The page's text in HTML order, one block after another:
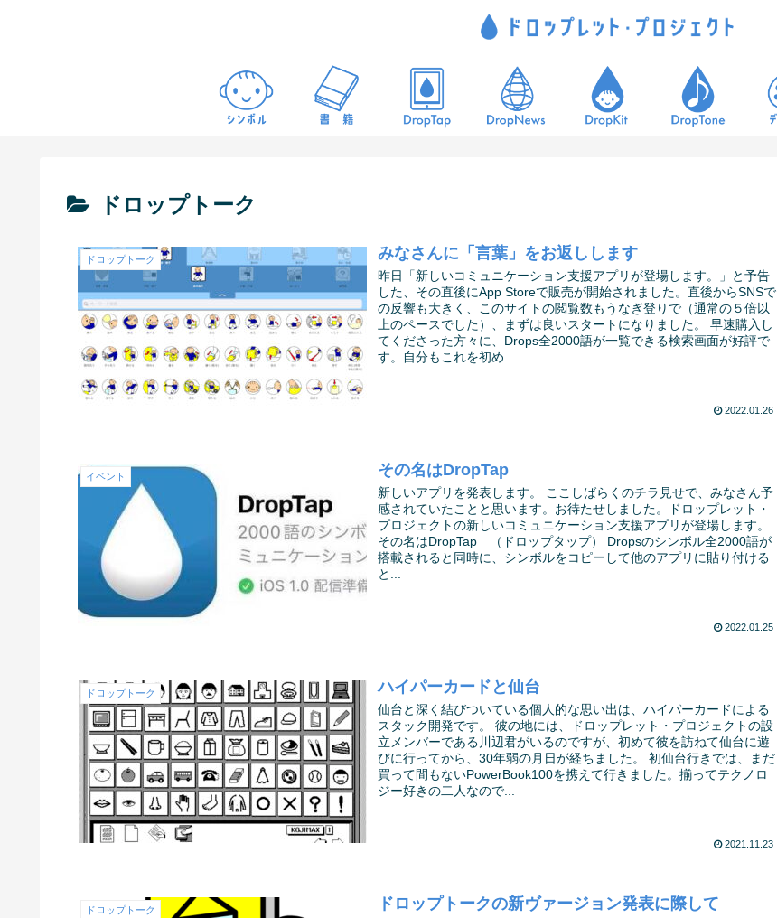
ドロップトーク
ドロップトーク みなさんに「言葉」をお返しします
昨日「新しいコミュニケーション支援アプリが登場します。」と予告
した、その直後にApp Storeで販売が開始されました。直後からSNSで
の反響も大きく、このサイトの閲覧数もうなぎ登りで（通常の５倍以
上のペースでした）、まずは良いスタートになりました。 早速購入し
てくださった方々に、Drops全2000語が一覧できる検索画面が好評で
す。自分もこれを初め...
2022.01.26
イベント その名はDropTap
新しいアプリを発表します。 ここしばらくのチラ見せで、みなさん予
感されていたことと思います。お待たせしました。ドロップレット・
プロジェクトの新しいコミュニケーション支援アプリが登場します。
その名はDropTap （ドロップタップ） Dropsのシンボル全2000語が
搭載されると同時に、シンボルをコピーして他のアプリに貼り付ける
と...
2022.01.25
ドロップトーク ハイパーカードと仙台
仙台と深く結びついている個人的な思い出は、ハイパーカードによる
スタック開発です。 彼の地には、ドロップレット・プロジェクトの設
立メンバーである川辺君がいるのですが、初めて彼を訪ねて仙台に遊
びに行ってから、30年弱の月日が経ちました。 初仙台行きでは、まだ
買って間もないPowerBook100を携えて行きました。揃ってテクノロ
ジー好きの二人なので...
2021.11.23
ドロップトーク ドロップトークの新ヴァージョン発表に際して